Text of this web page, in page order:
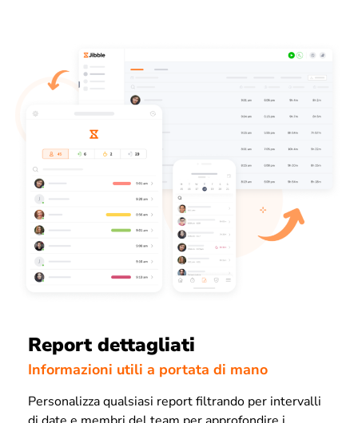
Report dettagliati
Informazioni utili a portata di mano
Personalizza qualsiasi report filtrando per intervalli